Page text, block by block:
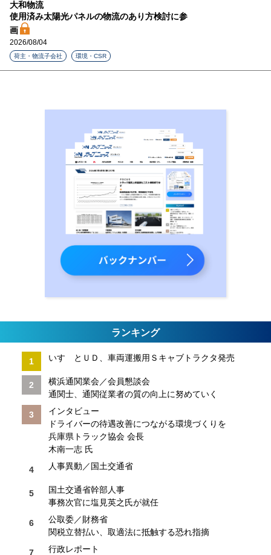
大和物流
使用済み太陽光パネルの物流のあり方検討に参
画
2026/08/04
荷主・物流子会社 環境・CSR
ランキング
いすゞとＵＤ、車両運搬用Ｓキャブトラクタ発売
横浜通関業会／会員懇談会
通関士、通関従業者の質の向上に努めていく
インタビュー
ドライバーの待遇改善につながる環境づくりを
兵庫県トラック協会 会長
木南一志 氏
人事異動／国土交通省
国土交通省幹部人事
事務次官に塩見英之氏が就任
公取委／財務省
関税立替払い、取適法に抵触する恐れ指摘
行政レポート